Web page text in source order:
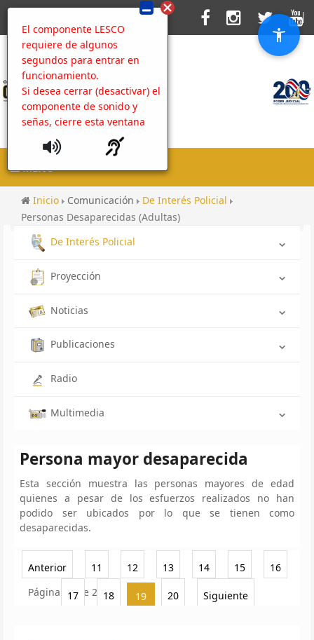
El componente LESCO
requiere de algunos
segundos para entrar en
funcionamiento.
Si desea cerrar (desactivar) el
componente de sonido y
señas, cierre esta ventana
MENU
Inicio Comunicación
De Interés Policial
Personas Desaparecidas (Adultas)
De Interés Policial
Proyección
Noticias
Publicaciones
Radio
Multimedia
Persona mayor desaparecida
Esta sección muestra las personas mayores de edad
quienes a pesar de los esfuerzos realizados no han
podido ser ubicados por lo que se tienen como
desaparecidas.
Anterior 11 12 13 14 15 16
17 18 19 20 Siguiente
Página 19 de 20